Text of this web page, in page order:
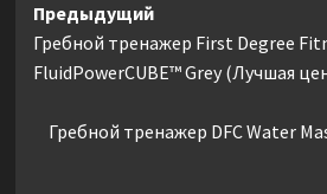
Навигация
записи
Предыдущий
Гребной тренажер First Degree
FluidPowerCUBE™ Grey (Лучшая
Гребной тренажер DFC Water